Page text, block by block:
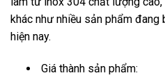
khác như nhiều sản phẩm
hiện nay.
Giá thành sản phẩm: